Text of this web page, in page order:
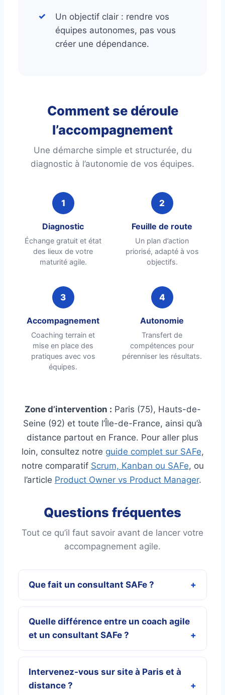
Un objectif clair : rendre vos
équipes autonomes, pas vous
créer une dépendance.
Comment se déroule
l’accompagnement
Une démarche simple et structurée, du
diagnostic à l’autonomie de vos équipes.
1
Diagnostic
Échange gratuit et état
des lieux de votre
maturité agile.
2
Feuille de route
Un plan d’action
priorisé, adapté à vos
objectifs.
3
Accompagnement
Coaching terrain et
mise en place des
pratiques avec vos
équipes.
4
Autonomie
Transfert de
compétences pour
pérenniser les résultats.
Zone d’intervention : Paris (75), Hauts-de-
Seine (92) et toute l’Île-de-France, ainsi qu’à
distance partout en France. Pour aller plus
loin, consultez notre guide complet sur SAFe,
notre comparatif Scrum, Kanban ou SAFe, ou
l’article Product Owner vs Product Manager.
Questions fréquentes
Tout ce qu’il faut savoir avant de lancer votre
accompagnement agile.
Que fait un consultant SAFe ?
Quelle différence entre un coach agile
et un consultant SAFe ?
Intervenez-vous sur site à Paris et à
distance ?